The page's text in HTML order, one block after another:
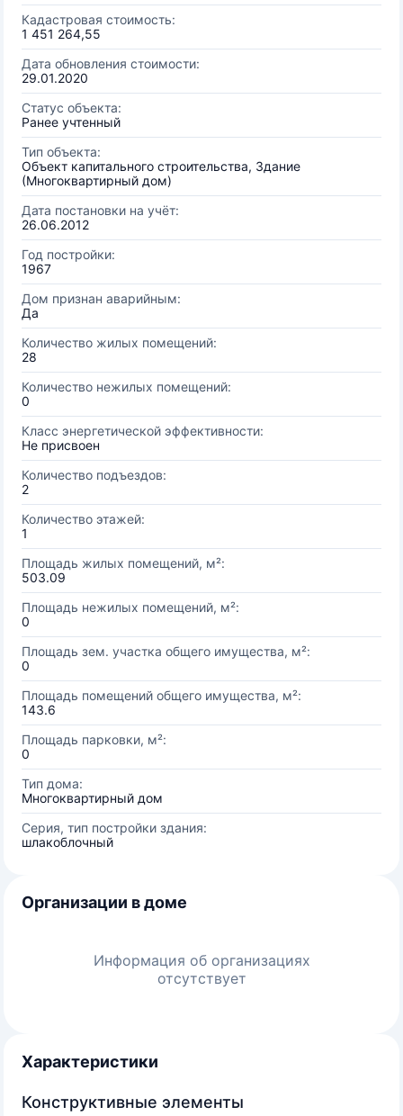
Кадастровая стоимость:
1 451 264,55
Дата обновления стоимости:
29.01.2020
Статус объекта:
Ранее учтенный
Тип объекта:
Объект капитального строительства, Здание
(Многоквартирный дом)
Дата постановки на учёт:
26.06.2012
Год постройки:
1967
Дом признан аварийным:
Да
Количество жилых помещений:
28
Количество нежилых помещений:
0
Класс энергетической эффективности:
Не присвоен
Количество подъездов:
2
Количество этажей:
1
Площадь жилых помещений, м²:
503.09
Площадь нежилых помещений, м²:
0
Площадь зем. участка общего имущества, м²:
0
Площадь помещений общего имущества, м²:
143.6
Площадь парковки, м²:
0
Тип дома:
Многоквартирный дом
Серия, тип постройки здания:
шлакоблочный
Организации в доме
Информация об организациях
отсутствует
Характеристики
Конструктивные элементы